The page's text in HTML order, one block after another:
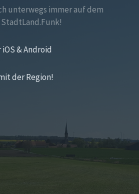
unterwegs immer auf dem
& Android
der Region!